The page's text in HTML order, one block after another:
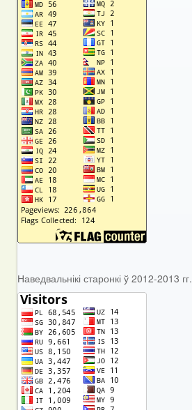
Наведвальнікі старонкі ў 2012-2013 гг.